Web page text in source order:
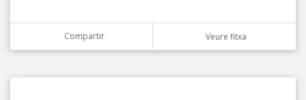
Compartir Veure fitxa